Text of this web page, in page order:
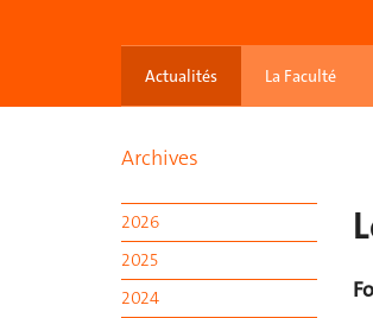
Actualités La Faculté
Archives
2026
2025
2024